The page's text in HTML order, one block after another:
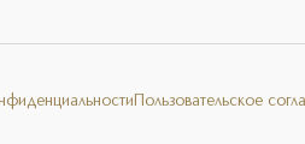
Пользовательское